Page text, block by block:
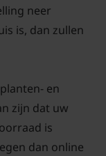
neer
is, dan zullen
en
zijn dat uw
is
dan online